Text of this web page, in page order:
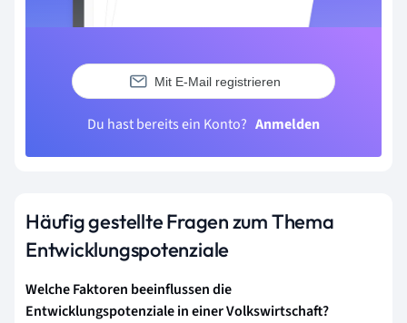
Mit E-Mail registrieren
Du hast bereits ein Konto? Anmelden
Häufig gestellte Fragen zum Thema
Entwicklungspotenziale
Welche Faktoren beeinflussen die
Entwicklungspotenziale in einer Volkswirtschaft?